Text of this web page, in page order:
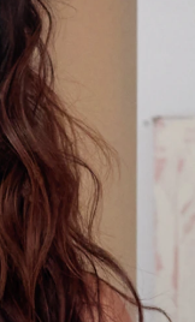
我的地址
我的訂閱
Português
Русский
繁體中文
預計送達日期8/10/26